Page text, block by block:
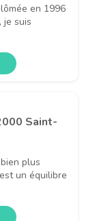
en 1996
je suis
Saint-
plus
un équilibre